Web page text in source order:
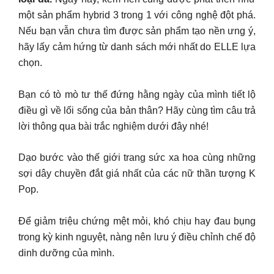
một sản phẩm hybrid 3 trong 1 với công nghệ đột phá.
Nếu bạn vẫn chưa tìm được sản phẩm tạo nền ưng ý,
hãy lấy cảm hứng từ danh sách mới nhất do ELLE lựa
chọn.
Bạn có tò mò tư thế đứng hằng ngày của mình tiết lộ
điều gì về lối sống của bản thân? Hãy cùng tìm câu trả
lời thông qua bài trắc nghiệm dưới đây nhé!
Dạo bước vào thế giới trang sức xa hoa cùng những
sợi dây chuyền đắt giá nhất của các nữ thần tượng K
Pop.
Để giảm triệu chứng mệt mỏi, khó chịu hay đau bụng
trong kỳ kinh nguyệt, nàng nên lưu ý điều chỉnh chế độ
dinh dưỡng của mình.